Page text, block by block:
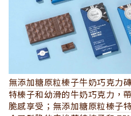
無添加糖原粒榛⼦⽜奶巧克⼒磚
特榛⼦和幼滑的⽜奶巧克⼒，
脆感享受； 無添加糖原粒榛⼦